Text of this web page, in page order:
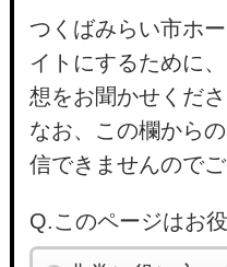
つくばみらい市ホ
イトにするために
想をお聞かせくださ
なお、この欄から
信できませんのでご
Q.このページはお